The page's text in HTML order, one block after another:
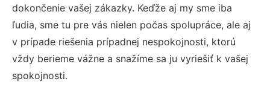
dokončenie vašej zákazky. Keďže aj my sme iba
ľudia, sme tu pre vás nielen počas spolupráce, ale aj
v prípade riešenia prípadnej nespokojnosti, ktorú
vždy berieme vážne a snažíme sa ju vyriešiť k vašej
spokojnosti.